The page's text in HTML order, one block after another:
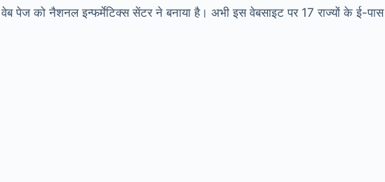
वेब पेज को नैशनल इन्फर्मेटिक्स सेंटर ने बनाया है। अभी इस वेबसाइट पर 17 राज्यों के ई-पास